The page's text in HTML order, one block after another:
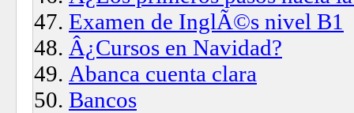
Examen de InglÃ©s nivel B1
Â¿Cursos en Navidad?
Abanca cuenta clara
Bancos